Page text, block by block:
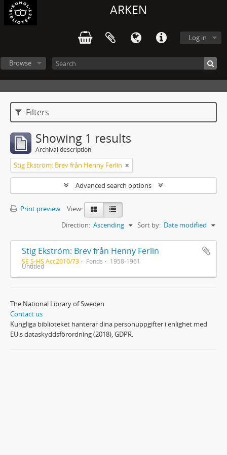
ARKEN
Log in
Browse
Filters
Showing 1 results
Archival description
Stig Ekström: Brev från Henny Ferlin
Advanced search options
Print preview
View:
Sort by: Date modified
Direction: Ascending
Stig Ekström: Brev från Henny Ferlin
SE S-HS Acc2010/73 Fonds 1958-1961
Untitled
The National Library of Sweden
Contact us
Kungliga biblioteket hanterar dina personuppgifter i enlighet med
EU:s dataskyddsförordning (2018), GDPR.